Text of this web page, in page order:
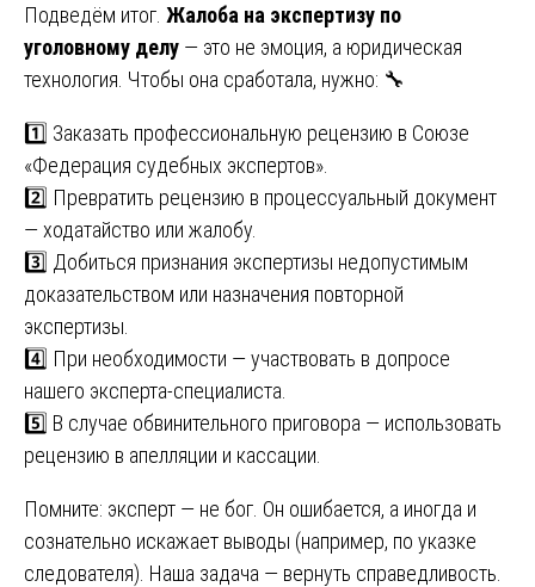
Подведём итог. Жалоба на экспертизу по
уголовному делу — это не эмоция, а юридическая
технология. Чтобы она сработала, нужно: 🔧
1️⃣ Заказать профессиональную рецензию в Союзе
«Федерация судебных экспертов».
2️⃣ Превратить рецензию в процессуальный документ
— ходатайство или жалобу.
3️⃣ Добиться признания экспертизы недопустимым
доказательством или назначения повторной
экспертизы.
4️⃣ При необходимости — участвовать в допросе
нашего эксперта-специалиста.
5️⃣ В случае обвинительного приговора — использовать
рецензию в апелляции и кассации.
Помните: эксперт — не бог. Он ошибается, а иногда и
сознательно искажает выводы (например, по указке
следователя). Наша задача — вернуть справедливость.